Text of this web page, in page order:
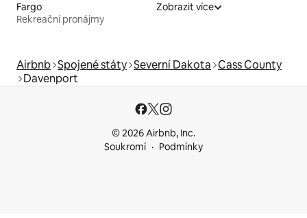
Fargo
Rekreační pronájmy
Zobrazit více
Airbnb Spojené státy Severní Dakota Cass County
Davenport
© 2026 Airbnb, Inc.
Soukromí
Podmínky